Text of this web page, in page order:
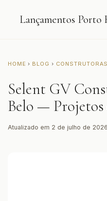
Lançamentos Porto
HOME › BLOG › CONSTRUTORAS
Selent GV
Belo — Projetos
Atualizado em 2 de julho de